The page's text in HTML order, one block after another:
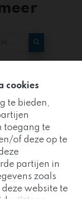
cookies
te bieden,
toegang te
of deze op te
partijen in
zoals
website te